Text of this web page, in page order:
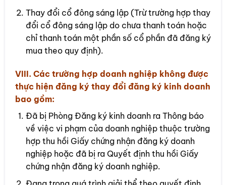
Thay đổi cổ đông sáng lập (Trừ trường hợp thay
đổi cổ đông sáng lập do chưa thanh toán hoặc
chỉ thanh toán một phần số cổ phần đã đăng ký
mua theo quy định).
VIII. Các trường hợp doanh nghiệp không được
thực hiện đăng ký thay đổi đăng ký kinh doanh
bao gồm:
Đã bị Phòng Đăng ký kinh doanh ra Thông báo
về việc vi phạm của doanh nghiệp thuộc trường
hợp thu hồi Giấy chứng nhận đăng ký doanh
nghiệp hoặc đã bị ra Quyết định thu hồi Giấy
chứng nhận đăng ký doanh nghiệp.